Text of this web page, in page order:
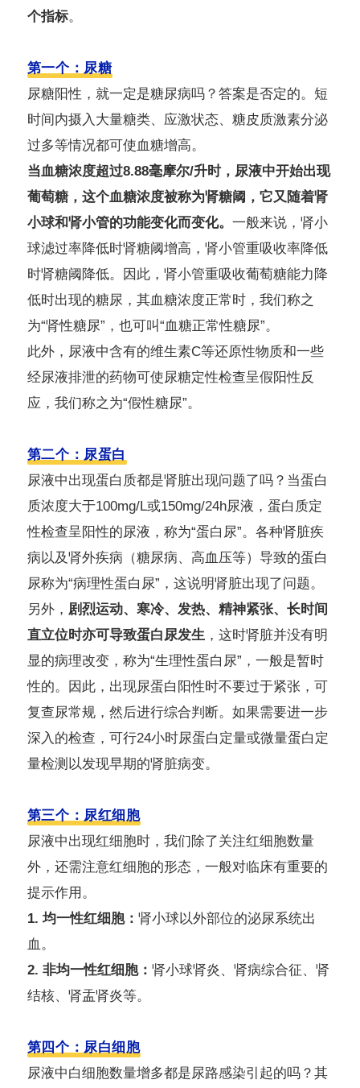
个指标。
第一个：尿糖
尿糖阳性，就一定是糖尿病吗？答案是否定的。短
时间内摄入大量糖类、应激状态、糖皮质激素分泌
过多等情况都可使血糖增高。
当血糖浓度超过8.88毫摩尔/升时，尿液中开始出现
葡萄糖，这个血糖浓度被称为肾糖阈，它又随着肾
小球和肾小管的功能变化而变化。 一般来说，肾小
球滤过率降低时肾糖阈增高，肾小管重吸收率降低
时肾糖阈降低。因此，肾小管重吸收葡萄糖能力降
低时出现的糖尿，其血糖浓度正常时，我们称之
为“肾性糖尿”，也可叫“血糖正常性糖尿”。
此外，尿液中含有的维生素C等还原性物质和一些
经尿液排泄的药物可使尿糖定性检查呈假阳性反
应，我们称之为“假性糖尿”。
第二个：尿蛋白
尿液中出现蛋白质都是肾脏出现问题了吗？当蛋白
质浓度大于100mg/L或150mg/24h尿液，蛋白质定
性检查呈阳性的尿液，称为“蛋白尿”。各种肾脏疾
病以及肾外疾病（糖尿病、高血压等）导致的蛋白
尿称为“病理性蛋白尿”，这说明肾脏出现了问题。
另外， 剧烈运动、寒冷、发热、精神紧张、长时间
直立位时亦可导致蛋白尿发生，这时肾脏并没有明
显的病理改变，称为“生理性蛋白尿”，一般是暂时
性的。因此，出现尿蛋白阳性时不要过于紧张，可
复查尿常规，然后进行综合判断。如果需要进一步
深入的检查，可行24小时尿蛋白定量或微量蛋白定
量检测以发现早期的肾脏病变。
第三个：尿红细胞
尿液中出现红细胞时，我们除了关注红细胞数量
外，还需注意红细胞的形态，一般对临床有重要的
提示作用。
1. 均一性红细胞： 肾小球以外部位的泌尿系统出
血。
2. 非均一性红细胞： 肾小球肾炎、肾病综合征、肾
结核、肾盂肾炎等。
第四个：尿白细胞
尿液中白细胞数量增多都是尿路感染引起的吗？其